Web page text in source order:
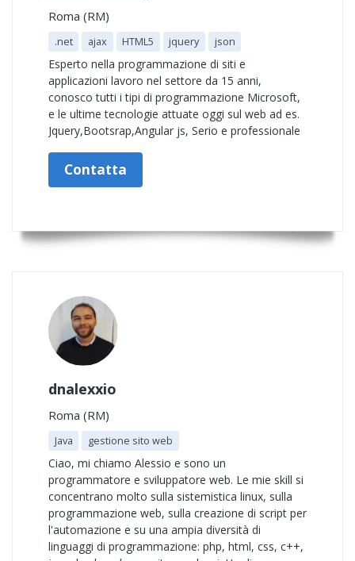
Roma (RM)
.net ajax HTML5 jquery json
Esperto nella programmazione di siti e
applicazioni lavoro nel settore da 15 anni,
conosco tutti i tipi di programmazione Microsoft,
e le ultime tecnologie attuate oggi sul web ad es.
Jquery,Bootsrap,Angular js, Serio e professionale
Contatta
dnalexxio
Roma (RM)
Java gestione sito web
Ciao, mi chiamo Alessio e sono un
programmatore e sviluppatore web. Le mie skill si
concentrano molto sulla sistemistica linux, sulla
programmazione web, sulla creazione di script per
l'automazione e su una ampia diversità di
linguaggi di programmazione: php, html, css, c++,